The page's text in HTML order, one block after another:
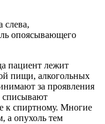
слева,
опоясывающего
пациент лежит
пищи, алкогольных
за проявления
списывают
к спиртному. Многие
а опухоль тем